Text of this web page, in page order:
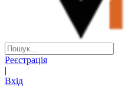
Реєстрація
|
Вхід